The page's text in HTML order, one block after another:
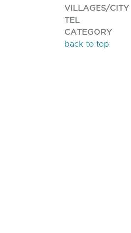
VILLAGES/CITY
TEL
CATEGORY
back to top